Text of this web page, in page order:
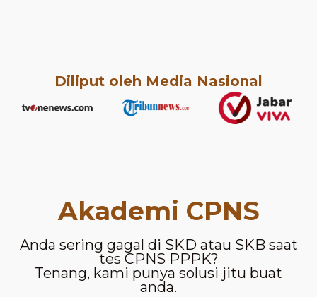
Diliput oleh Media Nasional
Akademi CPNS
Anda sering gagal di SKD atau SKB saat
tes CPNS PPPK?
Tenang, kami punya solusi jitu buat
anda.